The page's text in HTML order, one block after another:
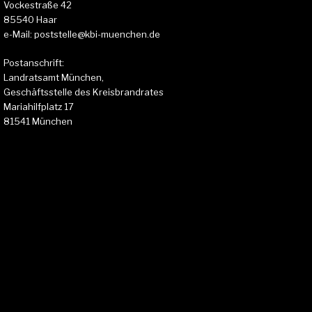
Vockestraße 42
85540 Haar
e-Mail: poststelle@kbi-muenchen.de
Postanschrift:
Landratsamt München,
Geschäftsstelle des Kreisbrandrates
Mariahilfplatz 17
81541 München